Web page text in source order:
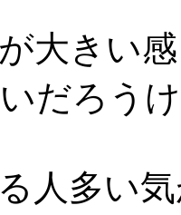
大きい
だろう
人多い